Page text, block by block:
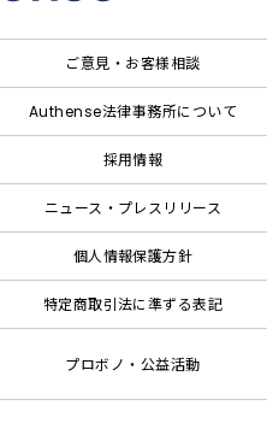
ご意見・お客様相談
Authense法律事務所について
採用情報
ニュース・プレスリリース
個人情報保護方針
特定商取引法に準ずる表記
プロボノ・公益活動